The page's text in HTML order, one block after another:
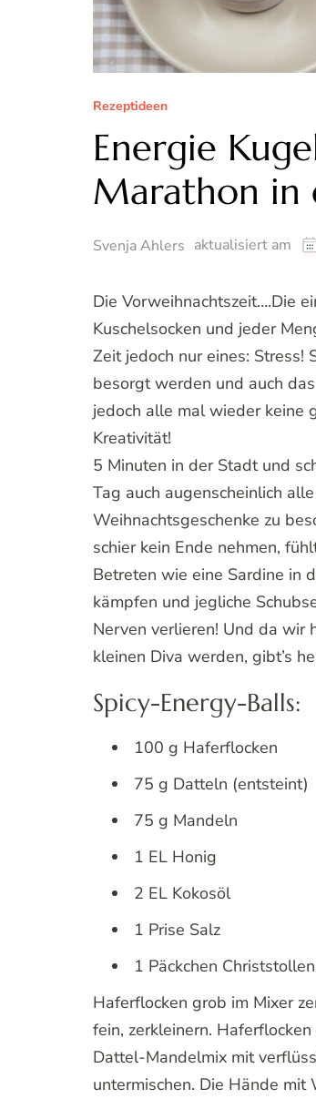
Rezeptideen
Energie
Marathon in
Svenja Ahlers aktualisiert am
Die Vorweihnachtszeit….Die
Kuschelsocken und jeder
Zeit jedoch nur eines: Stress!
besorgt werden und auch
jedoch alle mal wieder keine
Kreativität!
5 Minuten in der Stadt und
Tag auch augenscheinlich
Weihnachtsgeschenke zu
schier kein Ende nehmen,
Betreten wie eine Sardine in
kämpfen und jegliche
Nerven verlieren! Und da wir
kleinen Diva werden, gibt’s
Spicy-Energy-Balls:
100 g Haferflocken
75 g Datteln (entsteint)
75 g Mandeln
1 EL Honig
2 EL Kokosöl
1 Prise Salz
1 Päckchen
Haferflocken grob im Mixer
fein, zerkleinern.
Dattel-Mandelmix mit
untermischen. Die Hände